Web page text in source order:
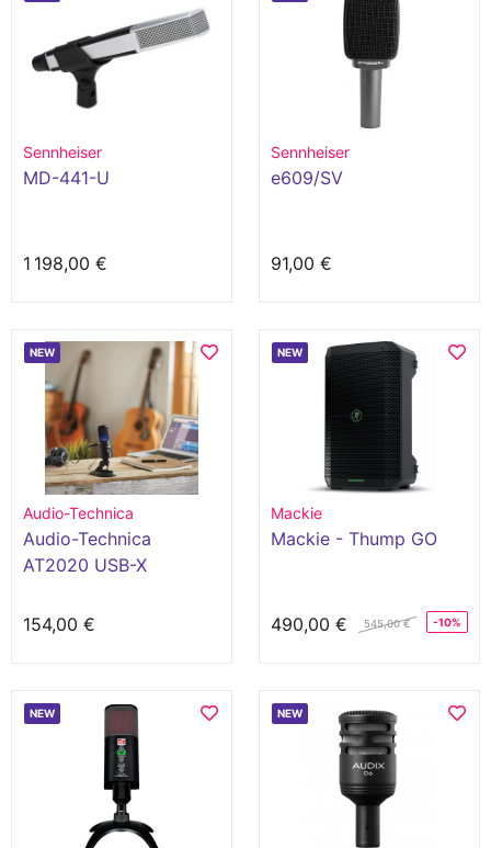
Sennheiser
MD-441-U
1 198,00 €
Sennheiser
e609/SV
91,00 €
NEW
Audio-Technica
Audio-Technica
AT2020 USB-X
154,00 €
NEW
Mackie
Mackie - Thump GO
490,00 € 545,00 € -10%
NEW NEW